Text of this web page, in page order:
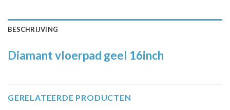
BESCHRIJVING
Diamant vloerpad geel 16inch
GERELATEERDE PRODUCTEN